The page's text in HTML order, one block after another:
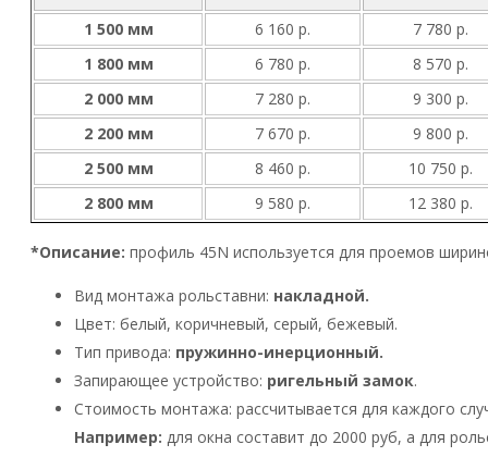
1 500 мм
6 160 р.
7 780 р.
1 800 мм
6 780 р.
8 570 р.
2 000 мм
7 280 р.
9 300 р.
2 200 мм
7 670 р.
9 800 р.
2 500 мм
8 460 р.
10 750 р.
2 800 мм
9 580 р. 12 380 р.
*Описание: профиль 45N используется для проемов
Вид монтажа рольставни: накладной.
Цвет: белый, коричневый, серый, бежевый.
Тип привода: пружинно-инерционный.
Запирающее устройство: ригельный замок.
Стоимость монтажа: рассчитывается для каждого
Например: для окна составит до 2000 руб, а для